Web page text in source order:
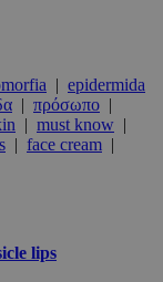
| epidermida
| πρόσωπο |
| must know |
| face cream |
lips